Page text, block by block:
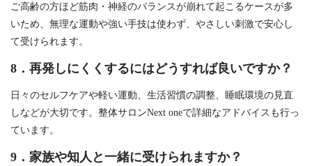
ご高齢の方ほど筋肉・神経のバランスが崩れて起こるケースが多
いため、無理な運動や強い手技は使わず、やさしい刺激で安心し
て受けられます。
8．再発しにくくするにはどうすれば良いですか？
日々のセルフケアや軽い運動、生活習慣の調整、睡眠環境の見直
しなどが大切です。整体サロンNext oneで詳細なアドバイスも行っ
ています。
9．家族や知人と一緒に受けられますか？